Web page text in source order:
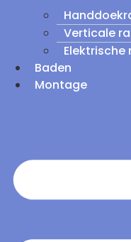
Verticale
Baden
Montage